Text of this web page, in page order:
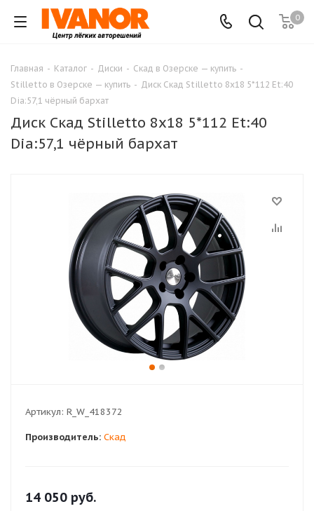
0
Главная - Каталог - Диски - Скад в Озерске — купить -
Stilletto в Озерске — купить - Диск Скад Stilletto 8x18 5*112 Et:40
Dia:57,1 чёрный бархат
Диск Скад Stilletto 8x18 5*112 Et:40
Dia:57,1 чёрный бархат
Артикул: R_W_418372
Производитель: Скад
14 050 руб.